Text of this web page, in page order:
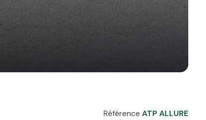
Référence ATP ALLURE